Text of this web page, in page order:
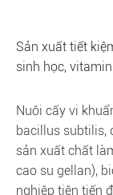
Sản xuất tiết
sinh học,
Nuôi cấy vi
bacillus subtilis,
sản xuất chất
cao su gellan),
nghiệp tiên tiến